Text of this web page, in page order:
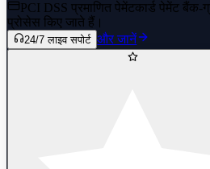
PCI DSS प्रमाणित पेमेंटकार्ड पेमेंट बैंक-
प्रोसेस किए जाते हैं।
24/7 लाइव सपोर्ट और जानें